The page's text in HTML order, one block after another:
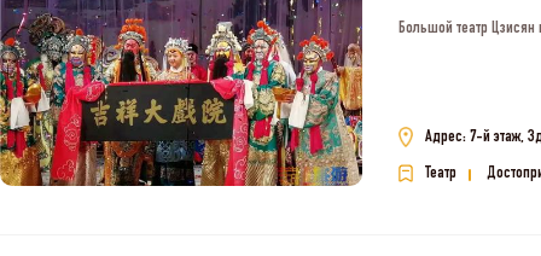
Большой театр Цзисян
Адрес: 7-й этаж,
Театр